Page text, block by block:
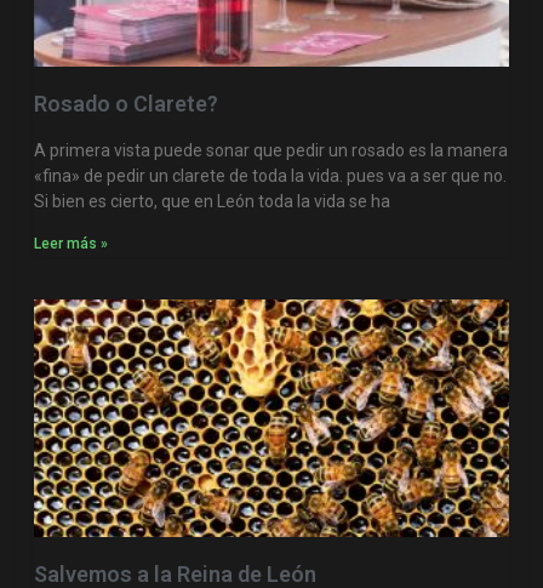
Rosado o Clarete?
A primera vista puede sonar que pedir un rosado es la manera
«fina» de pedir un clarete de toda la vida. pues va a ser que no.
Si bien es cierto, que en León toda la vida se ha
Leer más »
Salvemos a la Reina de León